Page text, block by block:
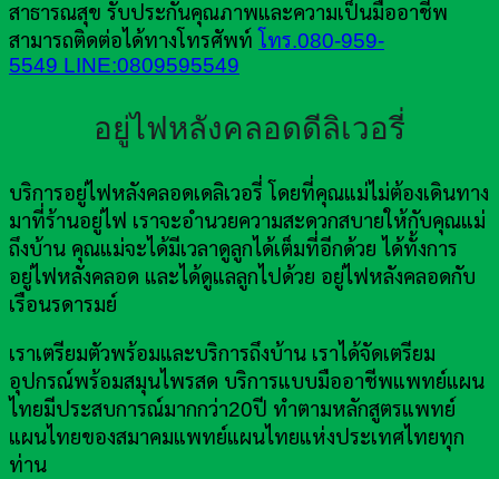
สาธารณสุข รับประกันคุณภาพและความเป็นมืออาชีพ
สามารถติดต่อได้ทางโทรศัพท์ โทร.080-959-
5549 LINE:0809595549
อยู่ไฟหลังคลอดดีลิเวอรี่
บริการอยู่ไฟหลังคลอดเดลิเวอรี่ โดยที่คุณแม่ไม่ต้องเดินทาง
มาที่ร้านอยู่ไฟ เราจะอำนวยความสะดวกสบายให้กับคุณแม่
ถึงบ้าน คุณแม่จะได้มีเวลาดูลูกได้เต็มที่อีกด้วย ได้ทั้งการ
อยู่ไฟหลังคลอด และได้ดูแลลูกไปด้วย อยู่ไฟหลังคลอดกับ
เรือนรดารมย์
เราเตรียมตัวพร้อมและบริการถึงบ้าน เราได้จัดเตรียม
อุปกรณ์พร้อมสมุนไพรสด บริการแบบมืออาชีพแพทย์แผน
ไทยมีประสบการณ์มากกว่า20ปี ทำตามหลักสูตรแพทย์
แผนไทยของสมาคมแพทย์แผนไทยแห่งประเทศไทยทุก
ท่าน